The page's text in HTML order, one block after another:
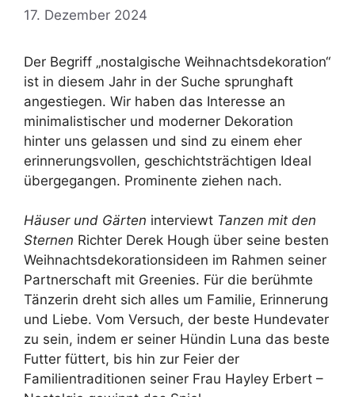
17. Dezember 2024
Der Begriff „nostalgische Weihnachtsdekoration“
ist in diesem Jahr in der Suche sprunghaft
angestiegen. Wir haben das Interesse an
minimalistischer und moderner Dekoration
hinter uns gelassen und sind zu einem eher
erinnerungsvollen, geschichtsträchtigen Ideal
übergegangen. Prominente ziehen nach.
Häuser und Gärten interviewt Tanzen mit den
Sternen Richter Derek Hough über seine besten
Weihnachtsdekorationsideen im Rahmen seiner
Partnerschaft mit Greenies. Für die berühmte
Tänzerin dreht sich alles um Familie, Erinnerung
und Liebe. Vom Versuch, der beste Hundevater
zu sein, indem er seiner Hündin Luna das beste
Futter füttert, bis hin zur Feier der
Familientraditionen seiner Frau Hayley Erbert –